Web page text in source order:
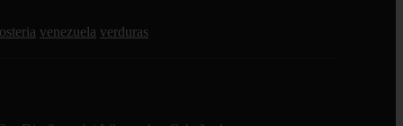
venezuela verduras